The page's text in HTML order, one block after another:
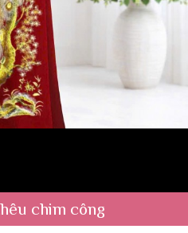
chim công